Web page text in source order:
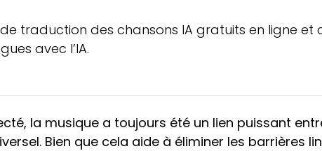
traduction des chansons IA gratuits en ligne
avec l’IA.
la musique a toujours été un lien puissant
Bien que cela aide à éliminer les barrières